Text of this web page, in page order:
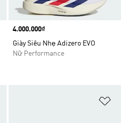
Price
4.000.000₫
Giày Siêu Nhẹ Adizero EVO
Nữ Performance